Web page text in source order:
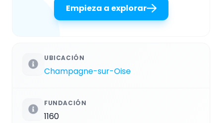
Empieza a explorar
UBICACIÓN
Champagne-sur-Oise
FUNDACIÓN
1160